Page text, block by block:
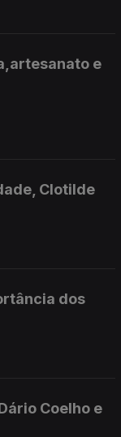
e
Clotilde
dos
Coelho e